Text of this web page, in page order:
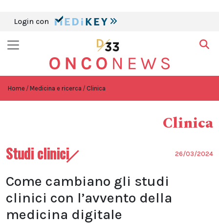
Login con
Home Medicina e ricerca Clinica
Clinica
Studi clinici 26/03/2024
Come cambiano gli studi
clinici con l’avvento della
medicina digitale